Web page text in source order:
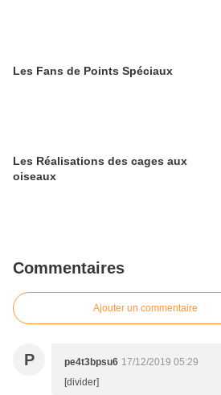
Les Fans de Points Spéciaux
Les Réalisations des cages aux
oiseaux
Commentaires
Ajouter un commentaire
P pe4t3bpsu6 17/12/2019 05:29
[divider]